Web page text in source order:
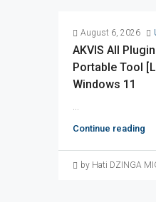
August 6, 2026
AKVIS All
Portable Tool
Windows 11
...
Continue reading
by Hati DZINGA